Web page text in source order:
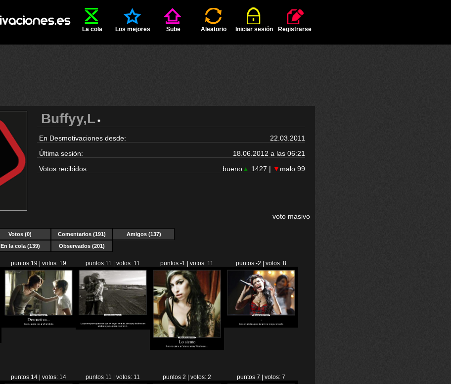
La cola Los mejores Sube Aleatorio Iniciar sesión Registrarse
Buffyy,L
En Desmotivaciones desde:
22.03.2011
Última sesión:
18.06.2012 a las 06:21
Votos recibidos:
bueno▲ 1427 | ▼ malo 99
voto masivo
Votos (0) Comentarios (191)
Amigos (137)
En la cola (139) Observados (201)
puntos 19 | votos: 19 puntos 11 | votos: 11 puntos -1 | votos: 11 puntos -2 | votos: 8
puntos 14 | votos: 14 puntos 11 | votos: 11 puntos 2 | votos: 2 puntos 7 | votos: 7